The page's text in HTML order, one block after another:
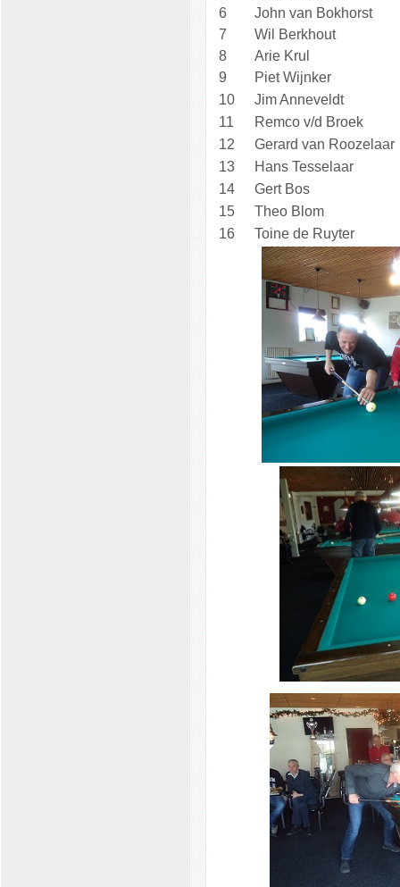
6
John van Bokhorst
7
Wil Berkhout
8
Arie Krul
9
Piet Wijnker
10
Jim Anneveldt
11
Remco v/d Broek
12
Gerard van Roozelaar
13
Hans Tesselaar
14
Gert Bos
15
Theo Blom
16
Toine de Ruyter